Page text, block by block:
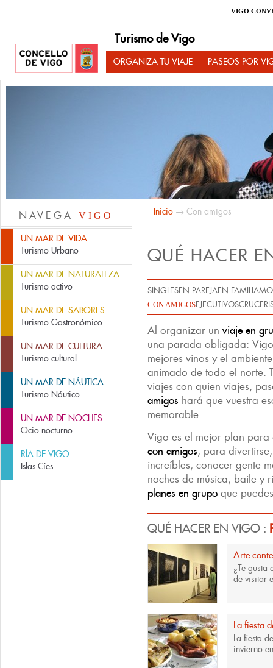
VIGO
Turismo de Vigo
ORGANIZA TU VIAJE PASEOS POR
NAVEGA VIGO
UN MAR DE VIDA
Turismo Urbano
UN MAR DE NATURALEZA
Turismo activo
UN MAR DE SABORES
Turismo Gastronómico
UN MAR DE CULTURA
Turismo cultural
UN MAR DE NÁUTICA
Turismo Náutico
UN MAR DE NOCHES
Ocio nocturno
RÍA DE VIGO
Islas Cíes
Inicio → Con amigos
QUÉ HACER
SINGLESEN PAREJAEN FAMILIA
CON AMIGOSEJECUTIVOS
Al organizar un viaje en
una parada obligada:
mejores vinos y el
animado de todo el norte.
viajes con quien viajes,
amigos hará que vuestra
memorable.
Vigo es el mejor plan
con amigos, para
increíbles, conocer gente
noches de música, baile y
planes en grupo que
QUÉ HACER EN VIGO :
Arte
¿Te gusta
de visitar
La fiesta
La fiesta
invierno